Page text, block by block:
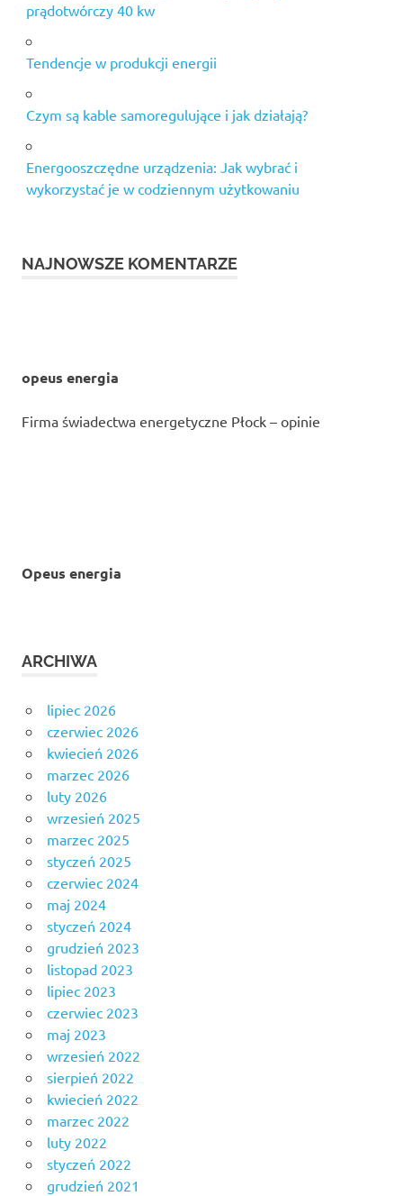
prądotwórczy 40 kw
Tendencje w produkcji energii
Czym są kable samoregulujące i jak działają?
Energooszczędne urządzenia: Jak wybrać i
wykorzystać je w codziennym użytkowaniu
NAJNOWSZE KOMENTARZE
opeus energia
Firma świadectwa energetyczne Płock – opinie
Opeus energia
ARCHIWA
lipiec 2026
czerwiec 2026
kwiecień 2026
marzec 2026
luty 2026
wrzesień 2025
marzec 2025
styczeń 2025
czerwiec 2024
maj 2024
styczeń 2024
grudzień 2023
listopad 2023
lipiec 2023
czerwiec 2023
maj 2023
wrzesień 2022
sierpień 2022
kwiecień 2022
marzec 2022
luty 2022
styczeń 2022
grudzień 2021